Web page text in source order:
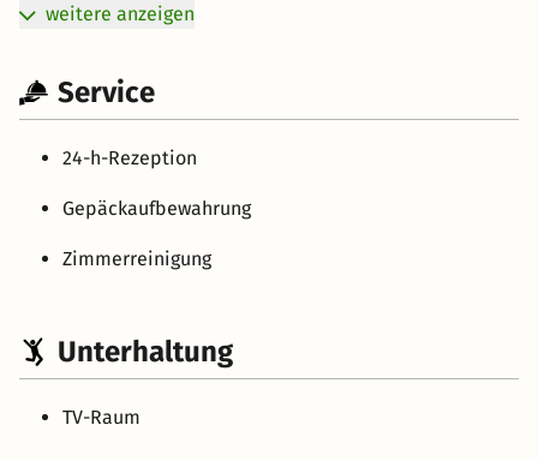
weitere anzeigen
Service
24-h-Rezeption
Gepäckaufbewahrung
Zimmerreinigung
Unterhaltung
TV-Raum